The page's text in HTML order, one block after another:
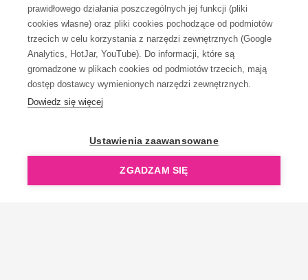
prawidłowego działania poszczególnych jej funkcji (pliki
cookies własne) oraz pliki cookies pochodzące od podmiotów
trzecich w celu korzystania z narzędzi zewnętrznych (Google
Analytics, HotJar, YouTube). Do informacji, które są
gromadzone w plikach cookies od podmiotów trzecich, mają
dostęp dostawcy wymienionych narzędzi zewnętrznych.
Dowiedz się więcej
Ustawienia zaawansowane
ZGADZAM SIĘ
KONTAKT
OpenGift jest częścią ReflectGroup.